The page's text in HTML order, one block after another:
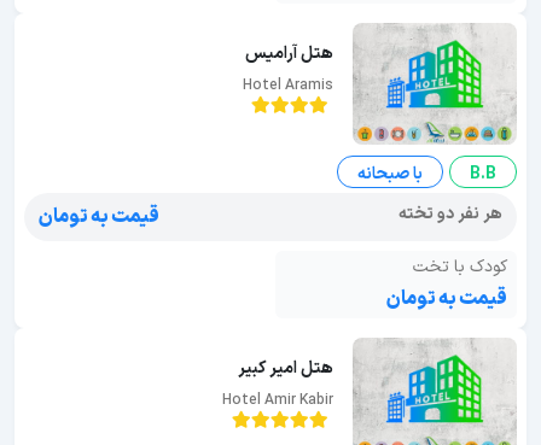
هتل آراميس
Hotel Aramis
B.B
با صبحانه
هر نفر دو تخته
قیمت به تومان
کودک با تخت
قیمت به تومان
هتل امیر کبیر
Hotel Amir Kabir